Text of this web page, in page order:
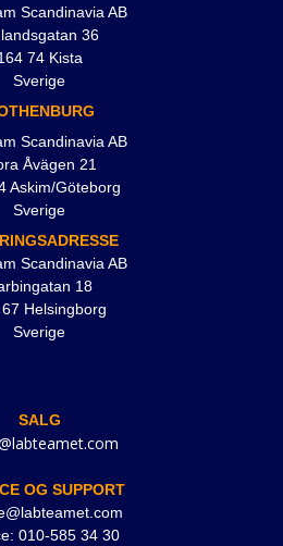
Scandinavia AB
36
74 Kista
Sverige
Scandinavia AB
Åvägen 21
Askim/Göteborg
Sverige
Scandinavia AB
18
Helsingborg
Sverige
SALG
OG SUPPORT
010-585 34 30